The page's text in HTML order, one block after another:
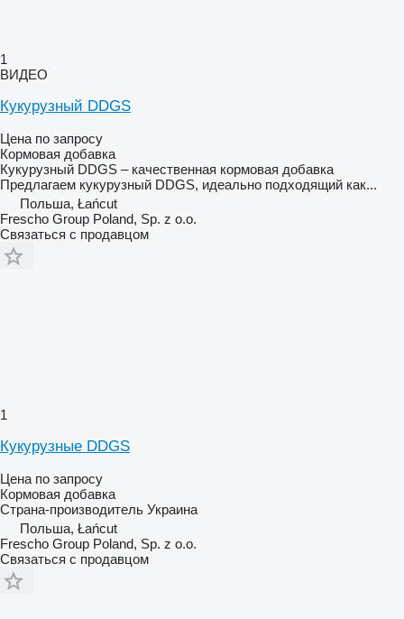
1
ВИДЕО
Кукурузный DDGS
Цена по запросу
Кормовая добавка
Кукурузный DDGS – качественная кормовая добавка
Предлагаем кукурузный DDGS, идеально подходящий как...
Польша, Łańcut
Frescho Group Poland, Sp. z o.o.
Связаться с продавцом
1
Кукурузные DDGS
Цена по запросу
Кормовая добавка
Страна-производитель Украина
Польша, Łańcut
Frescho Group Poland, Sp. z o.o.
Связаться с продавцом